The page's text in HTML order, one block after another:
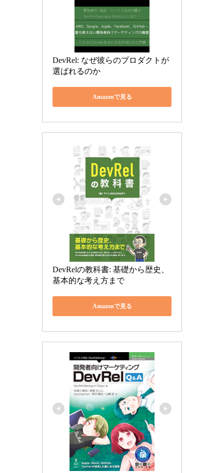
DevRel: なぜ彼らのプロダクトが
選ばれるのか
Amazonで見る
DevRelの教科書: 基礎から歴史、
基本的な考え方まで
Amazonで見る